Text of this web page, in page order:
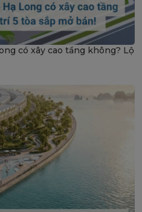
có xây cao tầng không? Lộ